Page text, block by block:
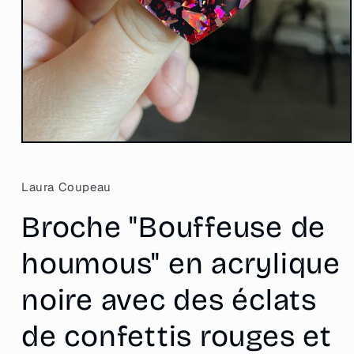
Ouvrir
1
dans
fenêtre
modale
Laura Coupeau
Broche "Bouffeuse de
houmous" en acrylique
noire avec des éclats
de confettis rouges et